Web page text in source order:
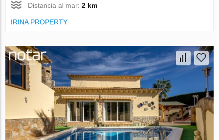
Distancia al mar:2 km
IRINA PROPERTY